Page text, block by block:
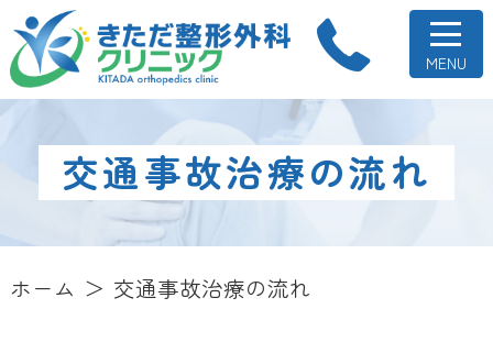
交通事故治療の流れ
ホーム 交通事故治療の流れ